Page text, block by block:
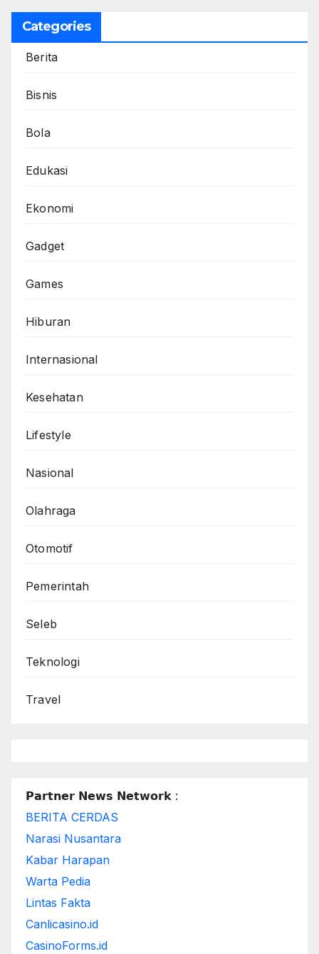
Categories
Berita
Bisnis
Bola
Edukasi
Ekonomi
Gadget
Games
Hiburan
Internasional
Kesehatan
Lifestyle
Nasional
Olahraga
Otomotif
Pemerintah
Seleb
Teknologi
Travel
𝗣𝗮𝗿𝘁𝗻𝗲𝗿 𝗡𝗲𝘄𝘀 𝗡𝗲𝘁𝘄𝗼𝗿𝗸 :
BERITA CERDAS
Narasi Nusantara
Kabar Harapan
Warta Pedia
Lintas Fakta
Canlicasino.id
CasinoForms.id